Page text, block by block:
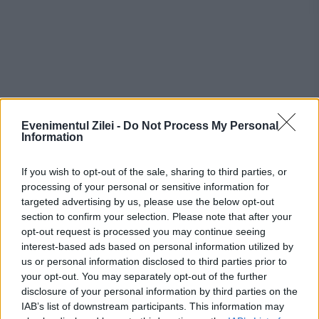
Evenimentul Zilei - Do Not Process My Personal
Information
If you wish to opt-out of the sale, sharing to third parties, or
processing of your personal or sensitive information for
targeted advertising by us, please use the below opt-out
section to confirm your selection. Please note that after your
opt-out request is processed you may continue seeing
interest-based ads based on personal information utilized by
us or personal information disclosed to third parties prior to
your opt-out. You may separately opt-out of the further
disclosure of your personal information by third parties on the
IAB’s list of downstream participants. This information may
Recomandările noastre